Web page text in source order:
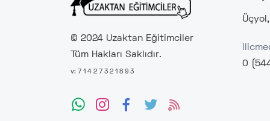
© 2024 Uzaktan Eğitimciler
Tüm Hakları Saklıdır.
v: 7 1 4 2 7 3 2 1 8 9 3
0